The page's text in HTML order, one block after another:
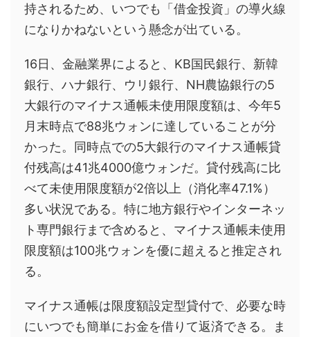
持されるため、いつでも「借金投資」の導火線
になりかねないという懸念が出ている。
16日、金融業界によると、KB国民銀行、新韓
銀行、ハナ銀行、ウリ銀行、NH農協銀行の5
大銀行のマイナス通帳未使用限度額は、今年5
月末時点で88兆ウォンに達していることが分
かった。同時点での5大銀行のマイナス通帳貸
付残高は41兆4000億ウォンだ。貸付残高に比
べて未使用限度額が2倍以上（消化率47.1%）
多い状況である。特に地方銀行やインターネッ
ト専門銀行まで含めると、マイナス通帳未使用
限度額は100兆ウォンを優に超えると推定され
る。
マイナス通帳は限度額設定型貸付で、必要な時
にいつでも簡単にお金を借りて返済できる。ま